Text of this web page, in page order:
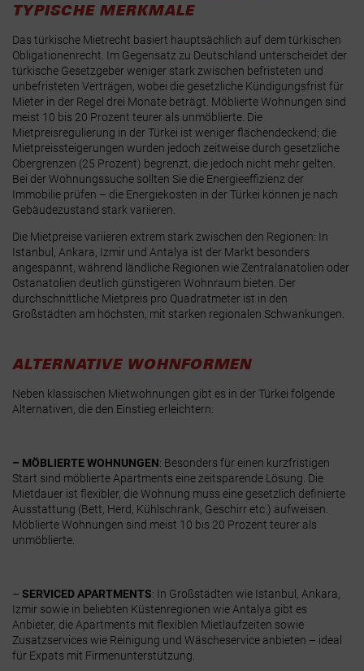
TYPISCHE MERKMALE
Das türkische Mietrecht basiert hauptsächlich auf dem türkischen
Obligationenrecht. Im Gegensatz zu Deutschland unterscheidet der
türkische Gesetzgeber weniger stark zwischen befristeten und
unbefristeten Verträgen, wobei die gesetzliche Kündigungsfrist für
Mieter in der Regel drei Monate beträgt. Möblierte Wohnungen sind
meist 10 bis 20 Prozent teurer als unmöblierte. Die
Mietpreisregulierung in der Türkei ist weniger flächendeckend; die
Mietpreissteigerungen wurden jedoch zeitweise durch gesetzliche
Obergrenzen (25 Prozent) begrenzt, die jedoch nicht mehr gelten.
Bei der Wohnungssuche sollten Sie die Energieeffizienz der
Immobilie prüfen – die Energiekosten in der Türkei können je nach
Gebäudezustand stark variieren.
Die Mietpreise variieren extrem stark zwischen den Regionen: In
Istanbul, Ankara, Izmir und Antalya ist der Markt besonders
angespannt, während ländliche Regionen wie Zentralanatolien oder
Ostanatolien deutlich günstigeren Wohnraum bieten. Der
durchschnittliche Mietpreis pro Quadratmeter ist in den
Großstädten am höchsten, mit starken regionalen Schwankungen.
ALTERNATIVE WOHNFORMEN
Neben klassischen Mietwohnungen gibt es in der Türkei folgende
Alternativen, die den Einstieg erleichtern:
– MÖBLIERTE WOHNUNGEN: Besonders für einen kurzfristigen
Start sind möblierte Apartments eine zeitsparende Lösung. Die
Mietdauer ist flexibler, die Wohnung muss eine gesetzlich definierte
Ausstattung (Bett, Herd, Kühlschrank, Geschirr etc.) aufweisen.
Möblierte Wohnungen sind meist 10 bis 20 Prozent teurer als
unmöblierte.
– SERVICED APARTMENTS: In Großstädten wie Istanbul, Ankara,
Izmir sowie in beliebten Küstenregionen wie Antalya gibt es
Anbieter, die Apartments mit flexiblen Mietlaufzeiten sowie
Zusatzservices wie Reinigung und Wäscheservice anbieten – ideal
für Expats mit Firmenunterstützung.